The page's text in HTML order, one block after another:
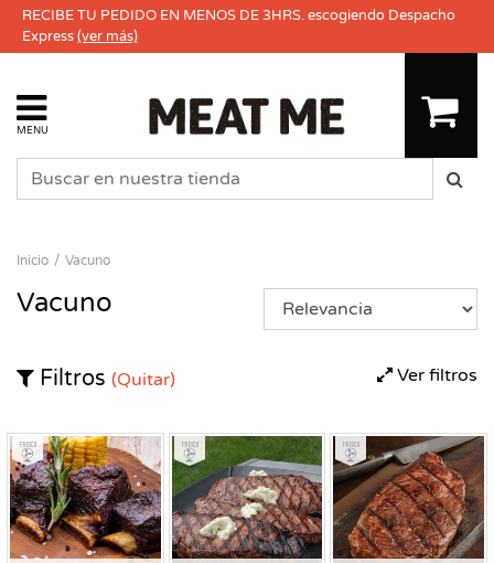
RECIBE TU PEDIDO EN MENOS DE 3HRS. escogiendo Despacho
Express(ver más)
MENU
Inicio Vacuno
Vacuno
Ver filtros
Filtros (Quitar)
Fresco Fresco Fresco